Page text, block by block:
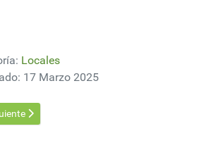
Locales
17 Marzo 2025
para todos: una nueva generación de
siguiente: UPM 2 impulsó el comercio en